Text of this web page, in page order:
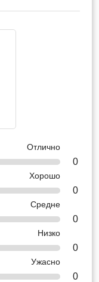
Отлично
0
Хорошо
0
Средне
0
Низко
0
Ужасно
0